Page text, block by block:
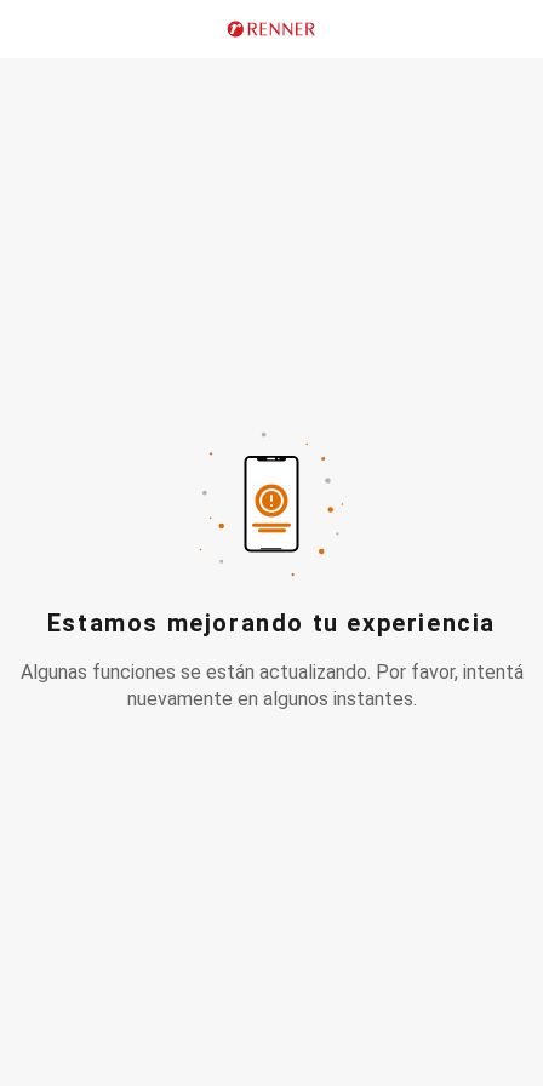
Estamos mejorando tu experiencia
Algunas funciones se están actualizando. Por favor, intentá
nuevamente en algunos instantes.